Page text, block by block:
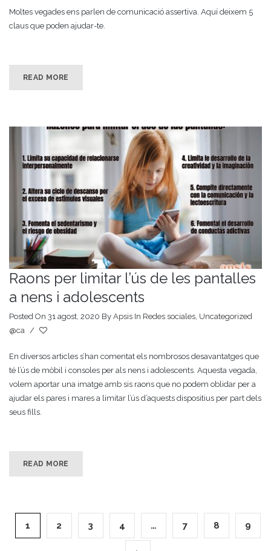
Moltes vegades ens parlen de comunicació assertiva. Aquí deixem 5
claus que poden ajudar-te.
READ MORE
Raons per limitar l’ús de les pantalles
a nens i adolescents
Posted On 31 agost, 2020 By Apsis In Redes sociales Uncategorized
@ca
/
En diversos articles s’han comentat els nombrosos desavantatges que
té l’ús de mòbil i consoles per als nens i adolescents. Aquesta vegada,
volem aportar una imatge amb sis raons que no podem oblidar per a
ajudar els pares i mares a limitar l’ús d’aquests dispositius per part dels
seus fills.
READ MORE
1 2 3 4 … 7 8 9